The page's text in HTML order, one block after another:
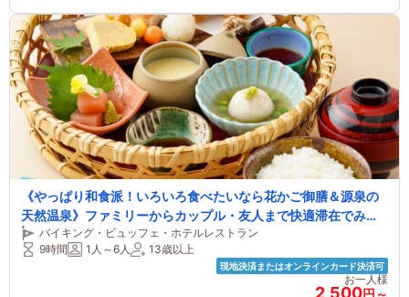
《やっぱり和食派！いろいろ食べたいなら花かご御膳＆源泉の
天然温泉》ファミリーからカップル・友人まで快適滞在でみん
な大満足♪セット価格でお得に利用可能！
バイキング・ビュッフェ・ホテルレストラン
9時間
1人～6人 13歳以上
現地決済またはオンラインカード決済可
お一人様
2,500円～